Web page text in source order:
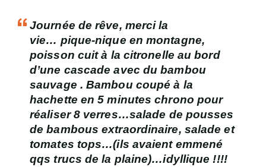
Journée de rêve, merci la
vie… pique-nique en montagne,
poisson cuit à la citronelle au bord
d’une cascade avec du bambou
sauvage . Bambou coupé à la
hachette en 5 minutes chrono pour
réaliser 8 verres…salade de pousses
de bambous extraordinaire, salade et
tomates tops…(ils avaient emmené
qqs trucs de la plaine)…idyllique !!!!